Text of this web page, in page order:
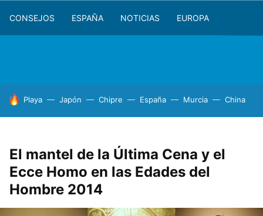
CONSEJOS ESPAÑA NOTICIAS EUROPA
HOY SE HABLA DE
Playa Japón Chipre España Murcia China
El mantel de la Última Cena y el
Ecce Homo en las Edades del
Hombre 2014